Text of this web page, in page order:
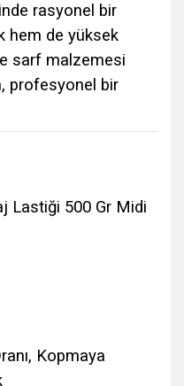
rasyonel bir
hem de yüksek
sarf malzemesi
profesyonel bir
Lastiği 500 Gr Midi
Kopmaya